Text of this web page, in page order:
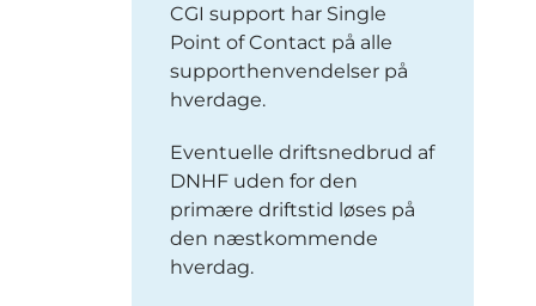
CGI support har Single
Point of Contact på alle
supporthenvendelser på
hverdage.
Eventuelle driftsnedbrud af
DNHF uden for den
primære driftstid løses på
den næstkommende
hverdag.